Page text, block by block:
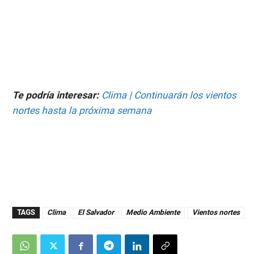
Te podría interesar: Clima | Continuarán los vientos
nortes hasta la próxima semana
TAGS Clima El Salvador Medio Ambiente Vientos nortes